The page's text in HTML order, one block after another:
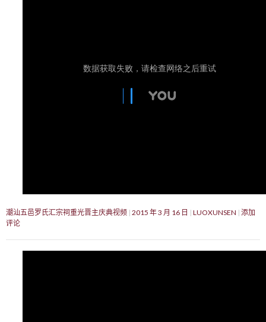
潮汕五邑罗氏汇宗祠重光晋主庆典视频 2015 年 3 月 16 日 LUOXUNSEN 添加
评论